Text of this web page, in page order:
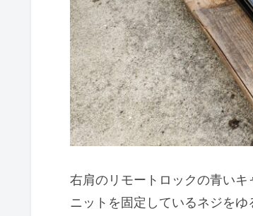
右肩のリモートロックの青い
ニットを固定しているネジをゆ